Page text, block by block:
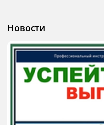
Новости